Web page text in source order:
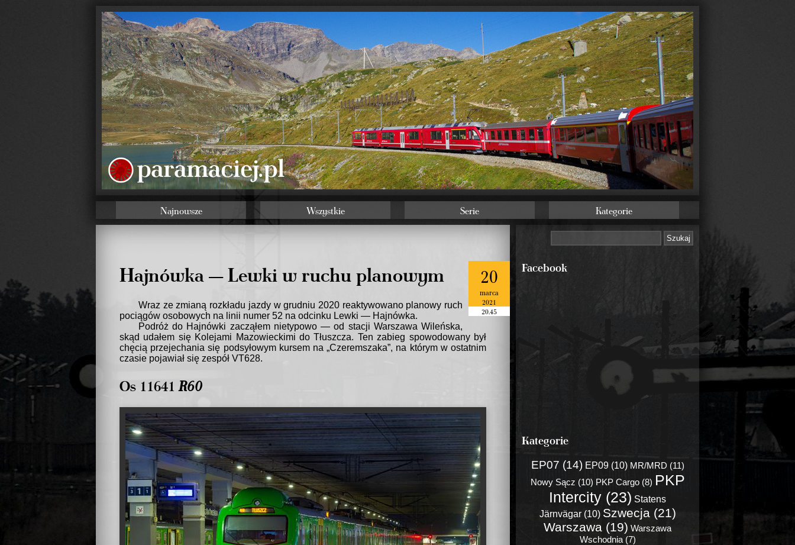
Najnowsze Wszystkie Serie Kategorie
20
marca
2021
20.45
Hajnówka — Lewki w ruchu planowym
Wraz ze zmianą rozkładu jazdy w grudniu 2020 reaktywowano planowy ruch
pociągów osobowych na linii numer 52 na odcinku Lewki — Hajnówka.
Podróż do Hajnówki zacząłem nietypowo — od stacji Warszawa Wileńska,
skąd udałem się Kolejami Mazowieckimi do Tłuszcza. Ten zabieg spowodowany był
chęcią przejechania się podsyłowym kursem na Czeremszaka , na którym w ostatnim
czasie pojawiał się zespół VT628.
Os 11641R60
Facebook
Kategorie
EP07 (14) EP09 (10) MR/MRD (11)
Nowy Sącz (10) PKP Cargo (8) PKP
Intercity (23) Statens
Järnvägar (10) Szwecja (21)
Warszawa (19) Warszawa
Wschodnia (7)